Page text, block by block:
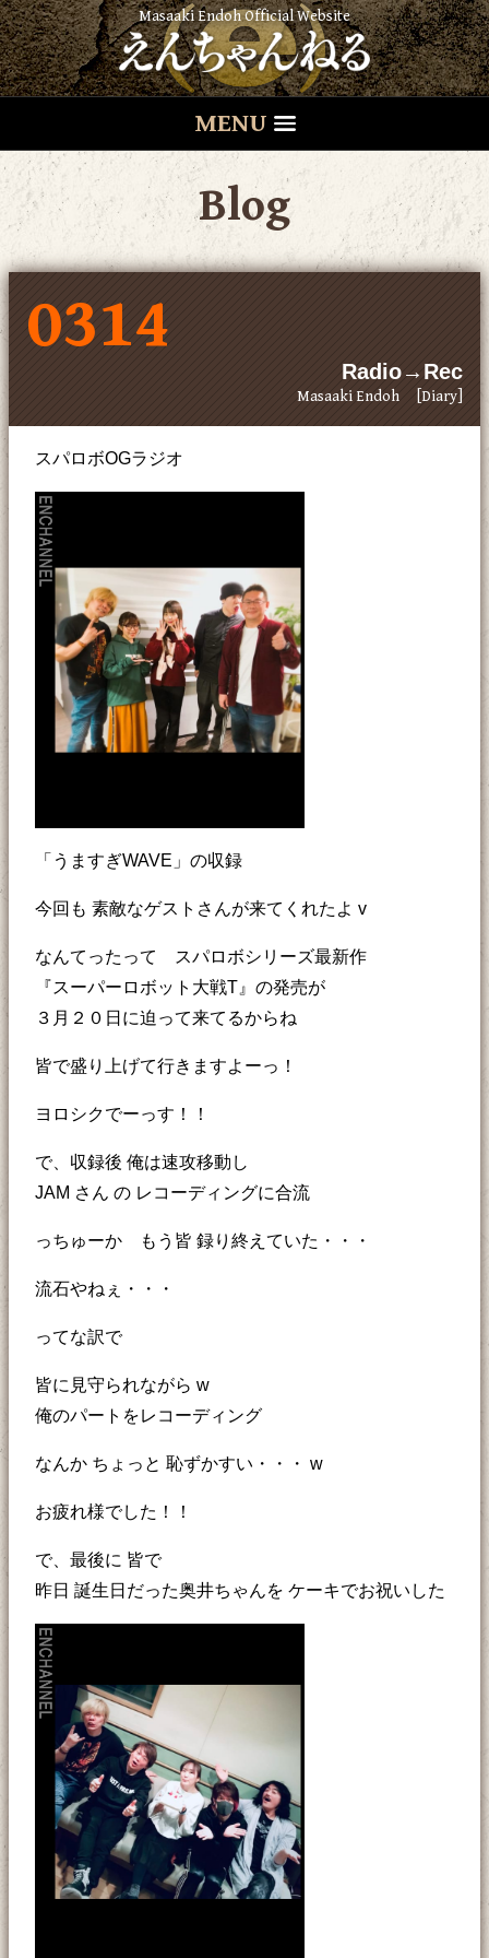
Masaaki Endoh Official Website
MENU
Blog
0314
Radio→Rec
Masaaki Endoh [Diary]
スパロボOGラジオ
「うますぎWAVE」の収録
今回も 素敵なゲストさんが来てくれたよ v
なんてったって スパロボシリーズ最新作
『スーパーロボット大戦T』の発売が
３月２０日に迫って来てるからね
皆で盛り上げて行きますよーっ！
ヨロシクでーっす！！
で、収録後 俺は速攻移動し
JAM さん の レコーディングに合流
っちゅーか もう皆 録り終えていた・・・
流石やねぇ・・・
ってな訳で
皆に見守られながら w
俺のパートをレコーディング
なんか ちょっと 恥ずかすい・・・ w
お疲れ様でした！！
で、最後に 皆で
昨日 誕生日だった奥井ちゃんを ケーキでお祝いした